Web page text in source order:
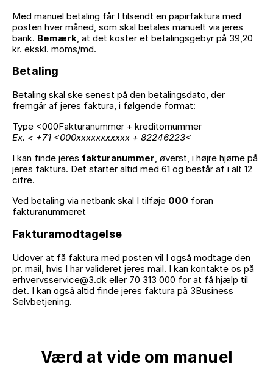
Med manuel betaling får I tilsendt en papirfaktura med
posten hver måned, som skal betales manuelt via jeres
bank. Bemærk, at det koster et betalingsgebyr på 39,20
kr. ekskl. moms/md.
Betaling
Betaling skal ske senest på den betalingsdato, der
fremgår af jeres faktura, i følgende format:
Ex. < +71 <000xxxxxxxxxxx + 82246223<
I kan finde jeres fakturanummer, øverst, i højre hjørne på
jeres faktura. Det starter altid med 61 og består af i alt 12
cifre.
Ved betaling via netbank skal I tilføje 000 foran
fakturanummeret
Fakturamodtagelse
Udover at få faktura med posten vil I også modtage den
pr. mail, hvis I har valideret jeres mail. I kan kontakte os på
erhvervsservice@3.dk eller 70 313 000 for at få hjælp til
det. I kan også altid finde jeres faktura på 3Business
Selvbetjening.
Værd at vide om manuel